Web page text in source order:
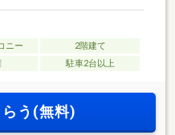
ニー
2階建て
駐車2台以上
う(無料)